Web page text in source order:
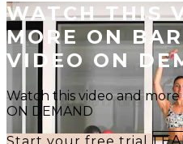
WATCH THIS
MORE ON
VIDEO ON
Watch this video and more
ON DEMAND
Start your free trial